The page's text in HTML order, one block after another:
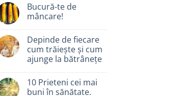
Bucură-te de
mâncare!
Depinde de fiecare
cum trăiește și cum
ajunge la bătrânețe
10 Prieteni cei mai
buni în sănătate.